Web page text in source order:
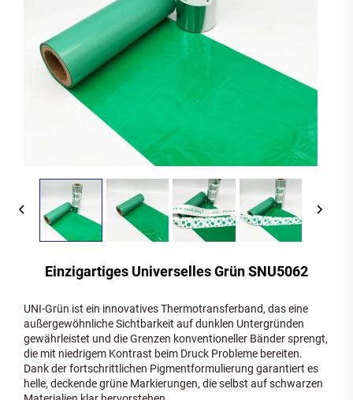
Einzigartiges Universelles Grün SNU5062
UNI-Grün ist ein innovatives Thermotransferband, das eine
außergewöhnliche Sichtbarkeit auf dunklen Untergründen
gewährleistet und die Grenzen konventioneller Bänder sprengt,
die mit niedrigem Kontrast beim Druck Probleme bereiten.
Dank der fortschrittlichen Pigmentformulierung garantiert es
helle, deckende grüne Markierungen, die selbst auf schwarzen